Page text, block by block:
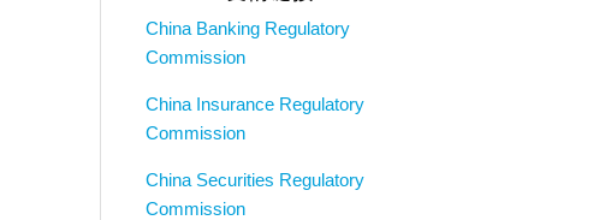
China Banking Regulatory
Commission
China Insurance Regulatory
Commission
China Securities Regulatory
Commission